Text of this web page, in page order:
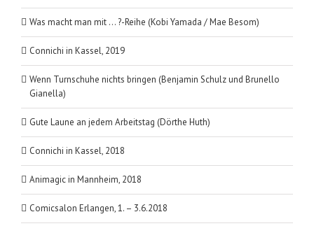
Was macht man mit … ?-Reihe (Kobi Yamada / Mae Besom)
Connichi in Kassel, 2019
Wenn Turnschuhe nichts bringen (Benjamin Schulz und Brunello
Gianella)
Gute Laune an jedem Arbeitstag (Dörthe Huth)
Connichi in Kassel, 2018
Animagic in Mannheim, 2018
Comicsalon Erlangen, 1. – 3.6.2018